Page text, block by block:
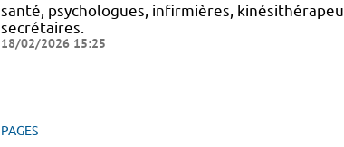
santé, psychologues, infirmières,
secrétaires.
18/02/2026 15:25
PAGES